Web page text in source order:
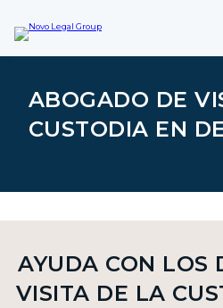
t
a
n
d
ABOGADO DE
CUSTODIA EN
AYUDA CON LOS
VISITA DE LA